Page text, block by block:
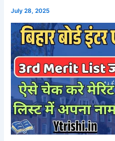
July 28, 2025